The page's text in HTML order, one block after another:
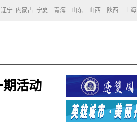
辽宁 内蒙古 宁夏 青海 山东 山西 陕西 上海
期活动